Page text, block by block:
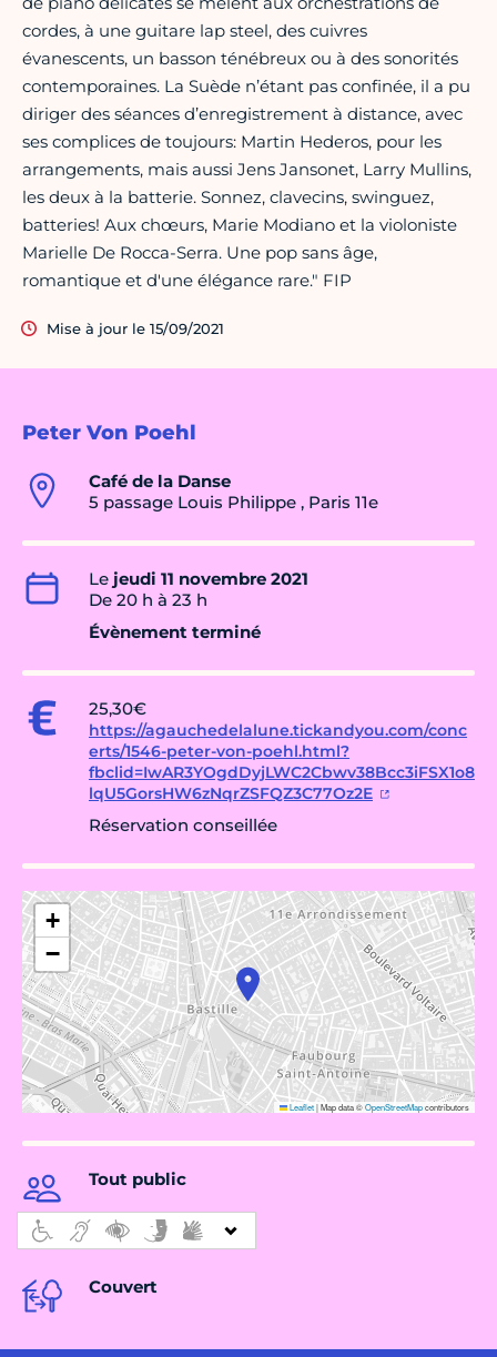
Peter Von Poehl
Café de la Danse
5 passage Louis Philippe , Paris 11e
Le jeudi 11 novembre 2021
De 20 h à 23 h
Évènement terminé
25,30€
https://agauchedelalune.tickandyou.com/conc
erts/1546-peter-von-poehl.html?
fbclid=IwAR3YOgdDyjLWC2Cbwv38Bcc3iFSX1o8
lqU5GorsHW6zNqrZSFQZ3C77Oz2E
Réservation conseillée
+
−
Leaflet|Map data ©OpenStreetMapcontributors
Tout public
Couvert
cordes, à une guitare lap steel, des cuivres
évanescents, un basson ténébreux ou à des sonorités
contemporaines. La Suède n’étant pas confinée, il a pu
diriger des séances d’enregistrement à distance, avec
ses complices de toujours: Martin Hederos, pour les
arrangements, mais aussi Jens Jansonet, Larry Mullins,
les deux à la batterie. Sonnez, clavecins, swinguez,
batteries! Aux chœurs, Marie Modiano et la violoniste
Marielle De Rocca-Serra. Une pop sans âge,
romantique et d'une élégance rare." FIP
Mise à jour le 15/09/2021